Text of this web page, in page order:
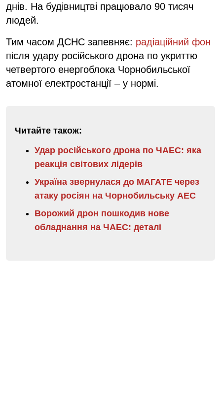
днів. На будівництві працювало 90 тисяч
людей.
Тим часом ДСНС запевняє: радіаційний фон
після удару російського дрона по укриттю
четвертого енергоблока Чорнобильської
атомної електростанції – у нормі.
Читайте також:
Удар російського дрона по ЧАЕС: яка
реакція світових лідерів
Україна звернулася до МАГАТЕ через
атаку росіян на Чорнобильську АЕС
Ворожий дрон пошкодив нове
обладнання на ЧАЕС: деталі